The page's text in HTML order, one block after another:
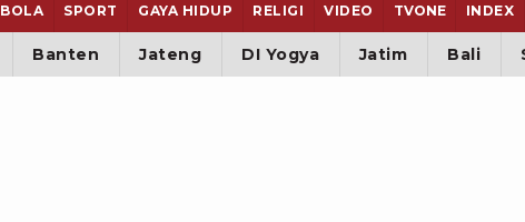
BOLA SPORT GAYA HIDUP RELIGI VIDEO TVONE INDEX
Banten Jateng DI Yogya Jatim Bali